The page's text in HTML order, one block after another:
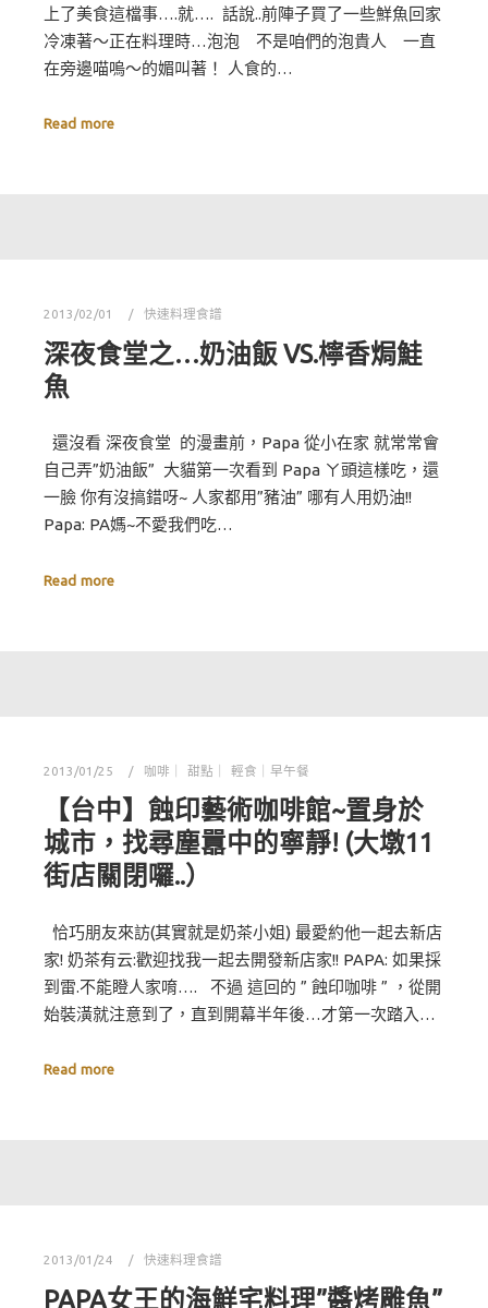
上了美食這檔事….就…. 話說..前陣子買了一些鮮魚回家
冷凍著～正在料理時…泡泡 不是咱們的泡貴人 一直
在旁邊喵嗚～的媚叫著！ 人食的…
Read more
2013/02/01 快速料理食譜
深夜食堂之…奶油飯 VS.檸香焗鮭
魚
還沒看 深夜食堂 的漫畫前，Papa 從小在家 就常常會
自己弄”奶油飯” 大貓第一次看到 Papa ㄚ頭這樣吃，還
一臉 你有沒搞錯呀~ 人家都用”豬油” 哪有人用奶油!!
Papa: PA媽~不愛我們吃…
Read more
2013/01/25 咖啡｜ 甜點｜ 輕食｜早午餐
【台中】蝕印藝術咖啡館~置身於
城市，找尋塵囂中的寧靜! (大墩11
街店關閉囉..）
恰巧朋友來訪(其實就是奶茶小姐) 最愛約他一起去新店
家! 奶茶有云:歡迎找我一起去開發新店家!! PAPA: 如果採
到雷.不能瞪人家唷…. 不過 這回的 ” 蝕印咖啡 ” ，從開
始裝潢就注意到了，直到開幕半年後…才第一次踏入…
Read more
2013/01/24 快速料理食譜
PAPA女王的海鮮宅料理”醬烤雕魚”